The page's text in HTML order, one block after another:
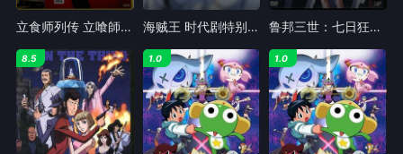
立食师列传 立喰師列伝 海贼王 时代剧特别篇 草帽小子路飞的捕头传 鲁邦三世：七日狂想曲
8.5 1.0 1.0